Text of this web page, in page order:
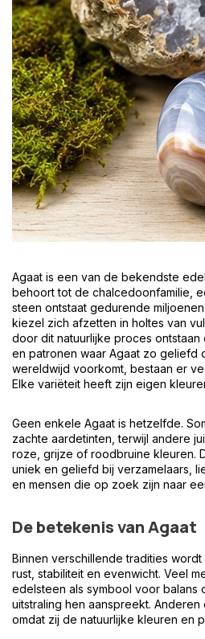
Agaat is een van de bekendste
behoort tot de chalcedoonfamilie,
steen ontstaat gedurende
kiezel zich afzetten in holtes van
door dit natuurlijke proces
en patronen waar Agaat zo geliefd
wereldwijd voorkomt, bestaan er
Elke variëteit heeft zijn eigen
Geen enkele Agaat is hetzelfde.
zachte aardetinten, terwijl andere
roze, grijze of roodbruine kleuren.
uniek en geliefd bij verzamelaars,
en mensen die op zoek zijn naar
De betekenis van Agaat
Binnen verschillende tradities
rust, stabiliteit en evenwicht. Veel
edelsteen als symbool voor balans
uitstraling hen aanspreekt.
omdat zij de natuurlijke kleuren en